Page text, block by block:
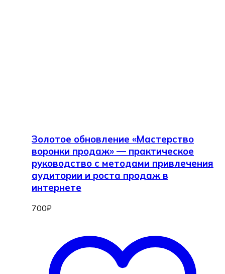
Золотое обновление «Мастерство
воронки продаж» — практическое
руководство с методами привлечения
аудитории и роста продаж в
интернете
700₽